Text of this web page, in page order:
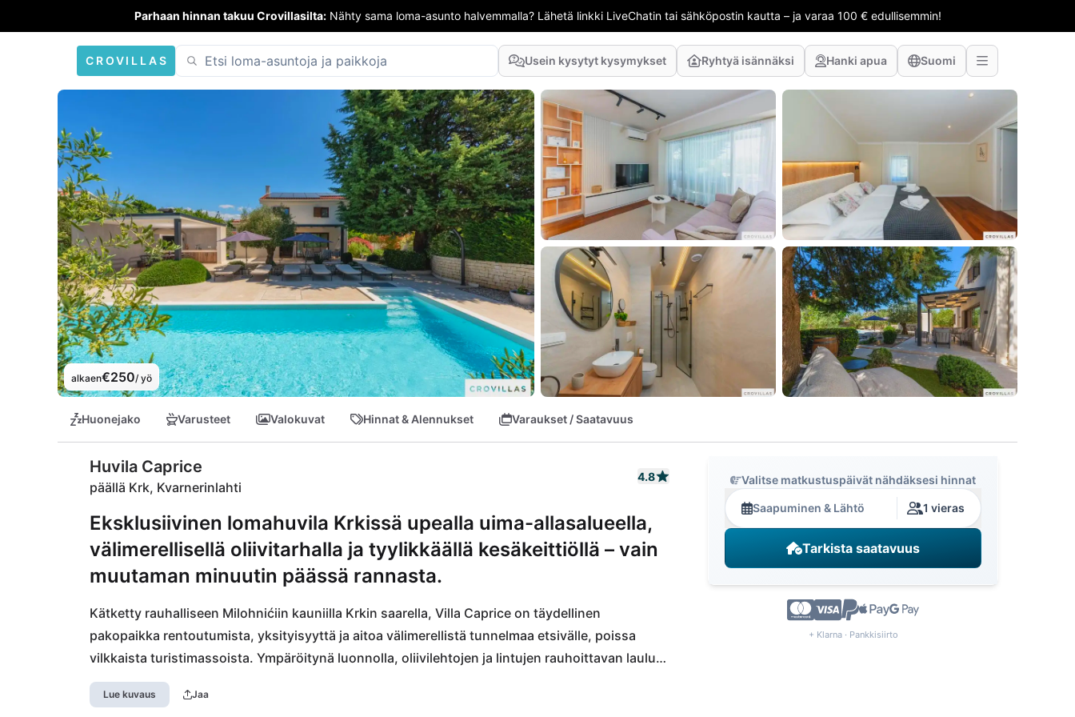
Parhaan hinnan takuu Crovillasilta: Nähty sama loma-asunto halvemmalla? Lähetä linkki LiveChatin tai sähköpostin kautta – ja varaa 100 € edullisemmin!
CROVILLAS Usein kysytyt kysymykset Ryhtyä isännäksi Hanki apua Suomi
alkaen€250/ yö
Huonejako Varusteet Valokuvat Hinnat & Alennukset Varaukset / Saatavuus
Huvila Caprice
päällä Krk, Kvarnerinlahti
4.8
Eksklusiivinen lomahuvila Krkissä upealla uima-allasalueella,
välimerellisellä oliivitarhalla ja tyylikkäällä kesäkeittiöllä – vain
muutaman minuutin päässä rannasta.
Kätketty rauhalliseen Milohnićiin kauniilla Krkin saarella, Villa Caprice on täydellinen
pakopaikka rentoutumista, yksityisyyttä ja aitoa välimerellistä tunnelmaa etsivälle, poissa
vilkkaista turistimassoista. Ympäröitynä luonnolla, oliivilehtojen ja lintujen rauhoittavan laulun
täyttämänä, tämä viehättävä huvila tarjoaa ihanteellisen ympäristön rentoutua täysin ja nauttia
saaren elämän rauhallisemmasta tahdista. Huvilan voi varata 6+2 vieraalle tai alennettuun
Lue kuvaus Jaa
Valitse matkustuspäivät nähdäksesi hinnat
Saapuminen & Lähtö 1 vieras
Tarkista saatavuus
+ Klarna · Pankkisiirto